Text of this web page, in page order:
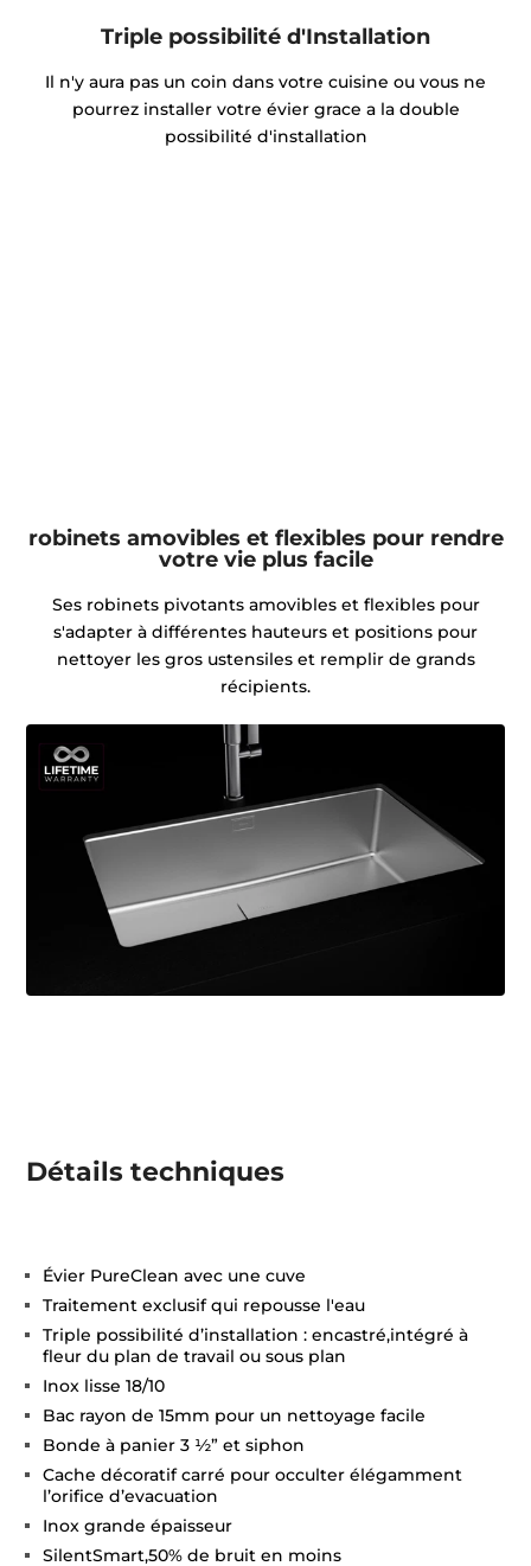
Triple possibilité d'Installation
Il n'y aura pas un coin dans votre cuisine ou vous ne
pourrez installer votre évier grace a la double
possibilité d'installation
robinets amovibles et flexibles pour rendre
votre vie plus facile
Ses robinets pivotants amovibles et flexibles pour
s'adapter à différentes hauteurs et positions pour
nettoyer les gros ustensiles et remplir de grands
récipients.
Détails techniques
Évier PureClean avec une cuve
Traitement exclusif qui repousse l'eau
Triple possibilité d’installation : encastré,intégré à
fleur du plan de travail ou sous plan
Inox lisse 18/10
Bac rayon de 15mm pour un nettoyage facile
Bonde à panier 3 ½” et siphon
Cache décoratif carré pour occulter élégamment
l’orifice d’evacuation
Inox grande épaisseur
SilentSmart,50% de bruit en moins